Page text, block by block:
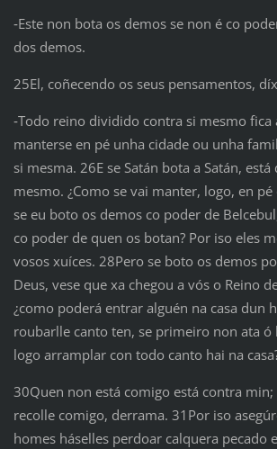
‑Este non bota os demos se non é co
dos demos.
25El, coñecendo os seus pensamentos,
‑Todo reino dividido contra si mesmo
manterse en pé unha cidade ou unha
si mesma. 26E se Satán bota a Satán,
mesmo. ¿Como se vai manter, logo, en pé
se eu boto os demos co poder de
co poder de quen os botan? Por iso eles
vosos xuíces. 28Pero se boto os demos
Deus, vese que xa chegou a vós o Reino
¿como poderá entrar alguén na casa dun
roubarlle canto ten, se primeiro non ata ó
logo arramplar con todo canto hai na
30Quen non está comigo está contra min;
recolle comigo, derrama. 31Por iso
homes háselles perdoar calquera pecado